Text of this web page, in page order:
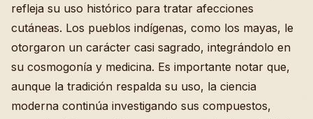
refleja su uso histórico para tratar afecciones
cutáneas. Los pueblos indígenas, como los mayas, le
otorgaron un carácter casi sagrado, integrándolo en
su cosmogonía y medicina. Es importante notar que,
aunque la tradición respalda su uso, la ciencia
moderna continúa investigando sus compuestos,